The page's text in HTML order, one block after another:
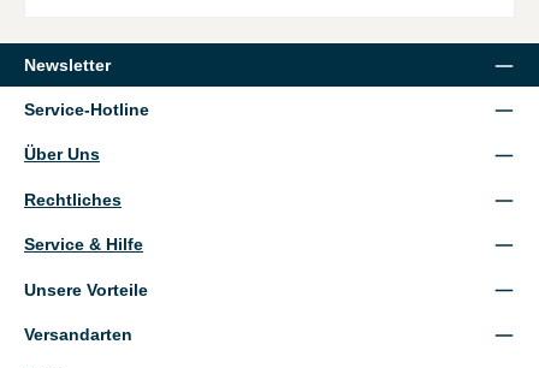
Newsletter
Service-Hotline
Über Uns
Rechtliches
Service & Hilfe
Unsere Vorteile
Versandarten